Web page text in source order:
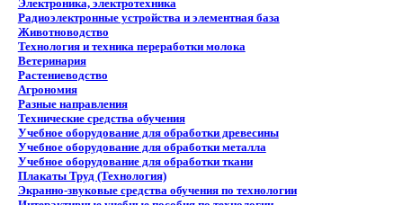
Электроника, электротехника
Радиоэлектронные устройства и элементная база
Животноводство
Технология и техника переработки молока
Ветеринария
Растениеводство
Агрономия
Разные направления
Технические средства обучения
Учебное оборудование для обработки древесины
Учебное оборудование для обработки металла
Учебное оборудование для обработки ткани
Плакаты Труд (Технология)
Экранно-звуковые средства обучения по технологии